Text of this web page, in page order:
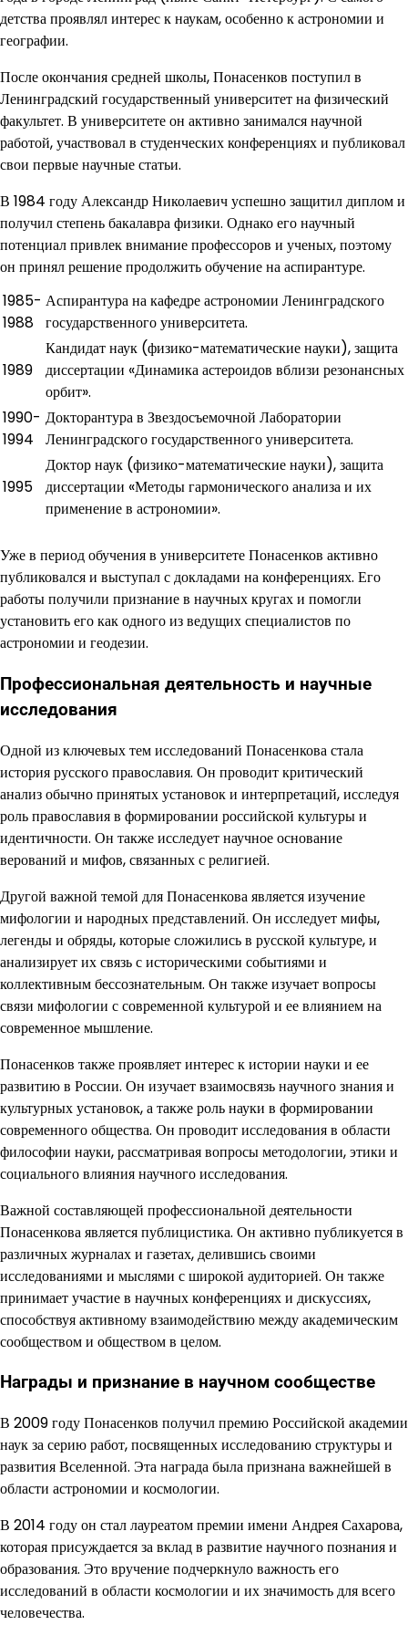
детства проявлял интерес к наукам, особенно к астрономии и
географии.
После окончания средней школы, Понасенков поступил в
Ленинградский государственный университет на физический
факультет. В университете он активно занимался научной
работой, участвовал в студенческих конференциях и публиковал
свои первые научные статьи.
В 1984 году Александр Николаевич успешно защитил диплом и
получил степень бакалавра физики. Однако его научный
потенциал привлек внимание профессоров и ученых, поэтому
он принял решение продолжить обучение на аспирантуре.
1985-
1988
Аспирантура на кафедре астрономии Ленинградского
государственного университета.
1989
Кандидат наук (физико-математические науки), защита
диссертации «Динамика астероидов вблизи резонансных
орбит».
1990-
1994
Докторантура в Звездосъемочной Лаборатории
Ленинградского государственного университета.
1995
Доктор наук (физико-математические науки), защита
диссертации «Методы гармонического анализа и их
применение в астрономии».
Уже в период обучения в университете Понасенков активно
публиковался и выступал с докладами на конференциях. Его
работы получили признание в научных кругах и помогли
установить его как одного из ведущих специалистов по
астрономии и геодезии.
Профессиональная деятельность и научные
исследования
Одной из ключевых тем исследований Понасенкова стала
история русского православия. Он проводит критический
анализ обычно принятых установок и интерпретаций, исследуя
роль православия в формировании российской культуры и
идентичности. Он также исследует научное основание
верований и мифов, связанных с религией.
Другой важной темой для Понасенкова является изучение
мифологии и народных представлений. Он исследует мифы,
легенды и обряды, которые сложились в русской культуре, и
анализирует их связь с историческими событиями и
коллективным бессознательным. Он также изучает вопросы
связи мифологии с современной культурой и ее влиянием на
современное мышление.
Понасенков также проявляет интерес к истории науки и ее
развитию в России. Он изучает взаимосвязь научного знания и
культурных установок, а также роль науки в формировании
современного общества. Он проводит исследования в области
философии науки, рассматривая вопросы методологии, этики и
социального влияния научного исследования.
Важной составляющей профессиональной деятельности
Понасенкова является публицистика. Он активно публикуется в
различных журналах и газетах, делившись своими
исследованиями и мыслями с широкой аудиторией. Он также
принимает участие в научных конференциях и дискуссиях,
способствуя активному взаимодействию между академическим
сообществом и обществом в целом.
Награды и признание в научном сообществе
В 2009 году Понасенков получил премию Российской академии
наук за серию работ, посвященных исследованию структуры и
развития Вселенной. Эта награда была признана важнейшей в
области астрономии и космологии.
В 2014 году он стал лауреатом премии имени Андрея Сахарова,
которая присуждается за вклад в развитие научного познания и
образования. Это вручение подчеркнуло важность его
исследований в области космологии и их значимость для всего
человечества.